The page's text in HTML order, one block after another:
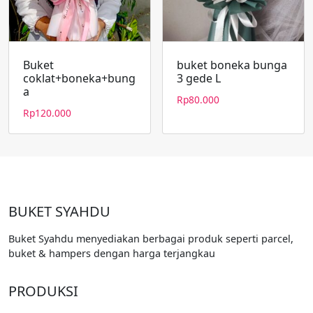
Buket
coklat+boneka+bung
a
Rp120.000
buket boneka bunga
3 gede L
Rp80.000
BUKET SYAHDU
Buket Syahdu menyediakan berbagai produk seperti parcel,
buket & hampers dengan harga terjangkau
PRODUKSI